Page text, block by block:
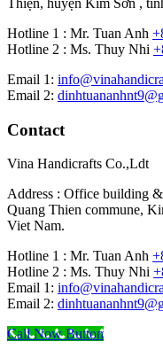
Thiện, huyện Kim Sơn ,
Hotline 1 : Mr. Tuan Anh
Hotline 2 : Ms. Thuy Nhi
Email 1:
Email 2:
Contact
Vina Handicrafts Co.,Ldt
Address : Office building
Quang Thien commune,
Viet Nam.
Hotline 1 : Mr. Tuan Anh
Hotline 2 : Ms. Thuy Nhi
Email 1:
Email 2:
Call Now Button